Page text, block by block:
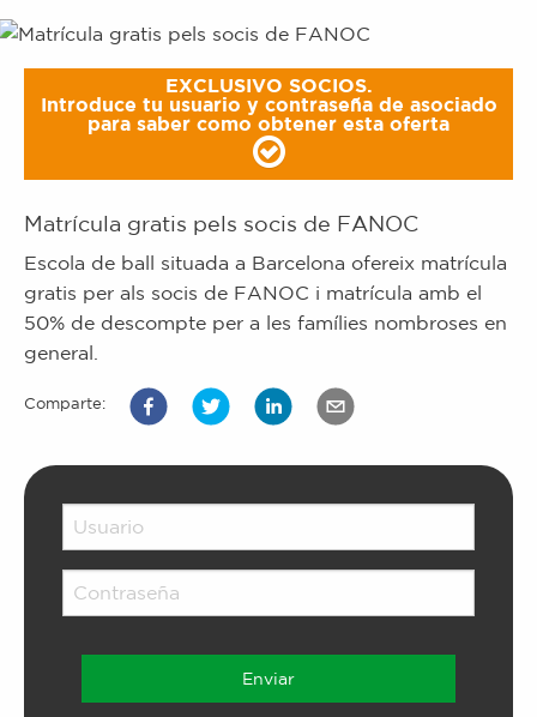
EXCLUSIVO SOCIOS.
Introduce tu usuario y contraseña de asociado
para saber como obtener esta oferta
Matrícula gratis pels socis de FANOC
Escola de ball situada a Barcelona ofereix matrícula
gratis per als socis de FANOC i matrícula amb el
50% de descompte per a les famílies nombroses en
general.
Comparte: